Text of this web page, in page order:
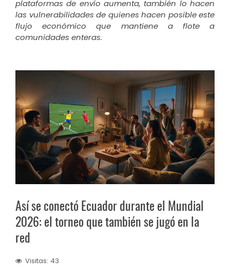
plataformas de envío aumenta, también lo hacen
las vulnerabilidades de quienes hacen posible este
flujo económico que mantiene a flote a
comunidades enteras.
Así se conectó Ecuador durante el Mundial
2026: el torneo que también se jugó en la
red
Visitas: 43